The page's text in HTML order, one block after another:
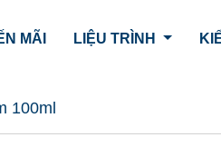
MÃI LIỆU TRÌNH
100ml